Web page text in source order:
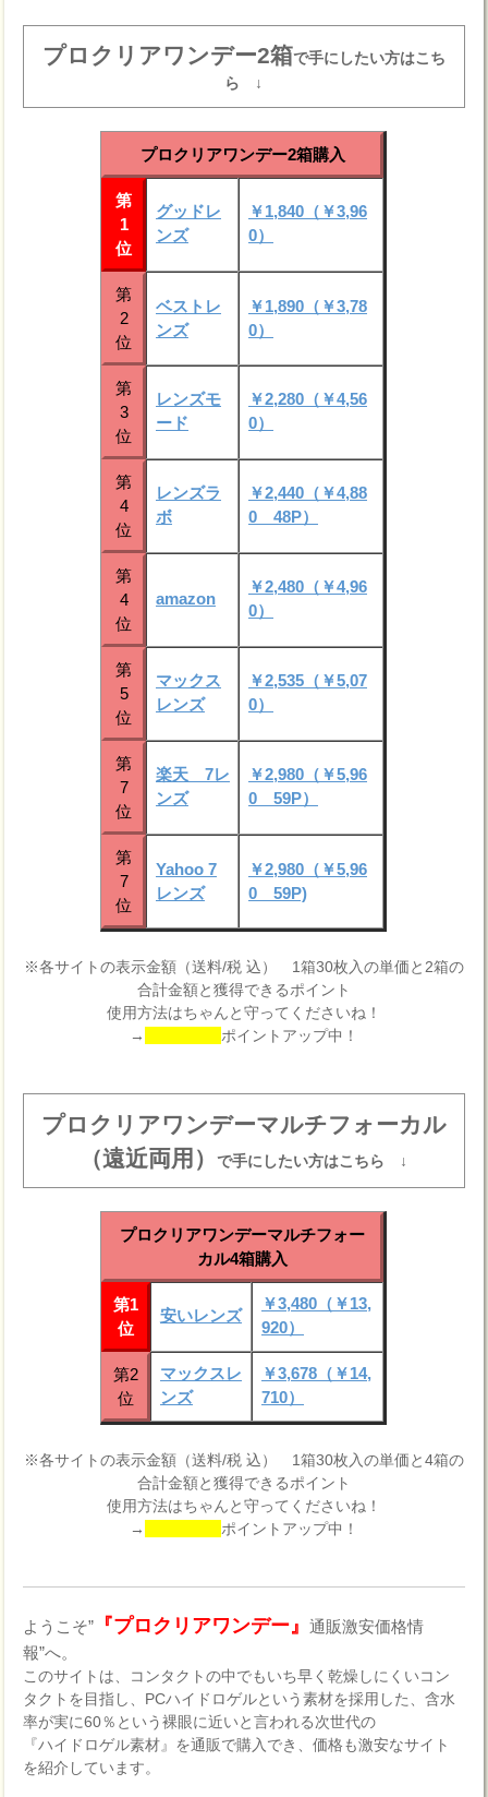
プロクリアワンデー2箱で手にしたい方はこち
ら ↓
プロクリアワンデー2箱購入
第
1
位
グッドレ
ンズ
￥1,840（￥3,96
0）
第
2
位
ベストレ
ンズ
￥1,890（￥3,78
0）
第
3
位
レンズモ
ード
￥2,280（￥4,56
0）
第
4
位
レンズラ
ボ
￥2,440（￥4,88
0 48P）
第
4
位
amazon
￥2,480（￥4,96
0）
第
5
位
マックス
レンズ
￥2,535（￥5,07
0）
第
7
位
楽天 7レ
ンズ
￥2,980（￥5,96
0 59P）
第
7
位
Yahoo 7
レンズ
￥2,980（￥5,96
0 59P)
※各サイトの表示金額（送料/税 込） 1箱30枚入の単価と2箱の
合計金額と獲得できるポイント
使用方法はちゃんと守ってくださいね！
→
ポイントアップ中！
プロクリアワンデーマルチフォーカル
（遠近両用）で手にしたい方はこちら ↓
プロクリアワンデーマルチフォー
カル4箱購入
第1
位
安いレンズ
￥3,480（￥13,
920）
第2
位
マックスレ
ンズ
￥3,678（￥14,
710）
※各サイトの表示金額（送料/税 込） 1箱30枚入の単価と4箱の
合計金額と獲得できるポイント
使用方法はちゃんと守ってくださいね！
→
ポイントアップ中！
ようこそ” 『プロクリアワンデー』通販激安価格情
報”へ。
このサイトは、コンタクトの中でもいち早く乾燥しにくいコン
タクトを目指し、PCハイドロゲルという素材を採用した、含水
率が実に60％という裸眼に近いと言われる次世代の
『ハイドロゲル素材』を通販で購入でき、価格も激安なサイト
を紹介しています。